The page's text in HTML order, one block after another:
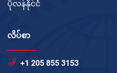
ပိုလန်နိုင်ငံ
လိပ်စာ
+1 205 855 3153